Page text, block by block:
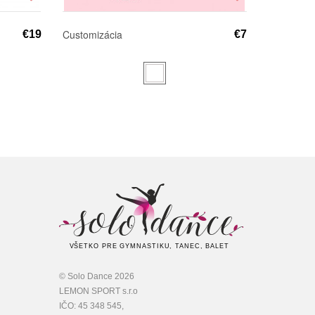
€19 Customizácia €7
VŠETKO PRE GYMNASTIKU, TANEC, BALET
© Solo Dance 2026
LEMON SPORT s.r.o
IČO: 45 348 545,